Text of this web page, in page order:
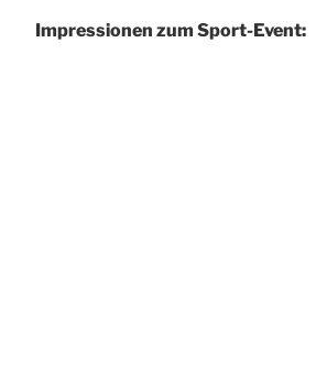
Impressionen zum Sport-Event: